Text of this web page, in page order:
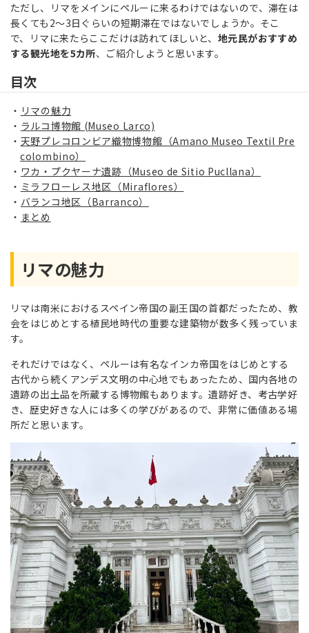
ただし、リマをメインにペルーに来るわけではないので、滞在は
長くても2～3日ぐらいの短期滞在ではないでしょうか。そこ
で、リマに来たらここだけは訪れてほしいと、 地元民がおすすめ
する観光地を5カ所、ご紹介しようと思います。
目次
リマの魅力
ラルコ博物館 (Museo Larco)
天野プレコロンビア織物博物館（Amano Museo Textil Pre
colombino）
ワカ・プクヤーナ遺跡（Museo de Sitio Pucllana）
ミラフローレス地区（Miraflores）
バランコ地区（Barranco）
まとめ
リマの魅力
リマは南米におけるスペイン帝国の副王国の首都だったため、教
会をはじめとする植民地時代の重要な建築物が数多く残っていま
す。
それだけではなく、ペルーは有名なインカ帝国をはじめとする
古代から続くアンデス文明の中心地でもあったため、国内各地の
遺跡の出土品を所蔵する博物館もあります。遺跡好き、考古学好
き、歴史好きな人には多くの学びがあるので、非常に価値ある場
所だと思います。